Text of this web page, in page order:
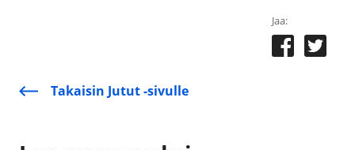
Jaa:
Takaisin Jutut -sivulle